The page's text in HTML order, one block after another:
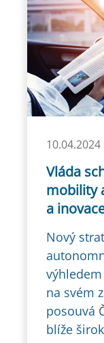
10.04.2024
Vláda
mobility
a
Nový
na svém
posouvá
blíže